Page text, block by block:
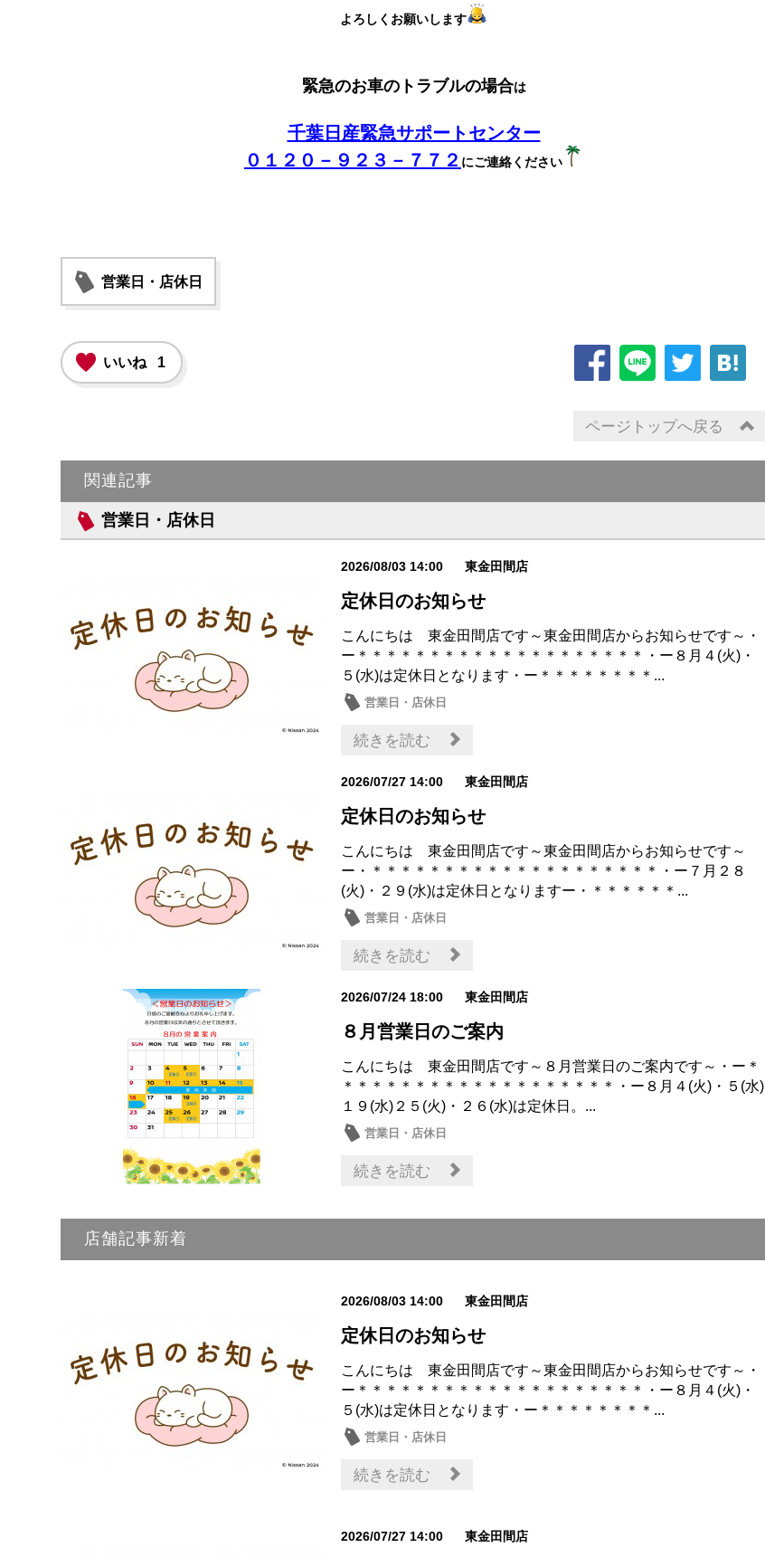
よろしくお願いします
緊急のお車のトラブルの場合は
千葉日産緊急サポートセンター
０１２０－９２３－７７２ にご連絡ください
営業日・店休日
いいね 1
ページトップへ戻る
関連記事
営業日・店休日
2026/08/03 14:00 東金田間店
定休日のお知らせ
こんにちは 東金田間店です～東金田間店からお知らせです～・
ー＊＊＊＊＊＊＊＊＊＊＊＊＊＊＊＊＊＊＊＊・ー８月４(火)・
５(水)は定休日となります・ー＊＊＊＊＊＊＊＊...
営業日・店休日
続きを読む
2026/07/27 14:00 東金田間店
定休日のお知らせ
こんにちは 東金田間店です～東金田間店からお知らせです～
ー・＊＊＊＊＊＊＊＊＊＊＊＊＊＊＊＊＊＊＊＊・ー７月２８
(火)・２９(水)は定休日となりますー・＊＊＊＊＊＊...
営業日・店休日
続きを読む
2026/07/24 18:00 東金田間店
８月営業日のご案内
こんにちは 東金田間店です～８月営業日のご案内です～・ー＊
＊＊＊＊＊＊＊＊＊＊＊＊＊＊＊＊＊＊＊・ー８月４(火)・５(水)
１９(水)２５(火)・２６(水)は定休日。...
営業日・店休日
続きを読む
店舗記事新着
2026/08/03 14:00 東金田間店
定休日のお知らせ
こんにちは 東金田間店です～東金田間店からお知らせです～・
ー＊＊＊＊＊＊＊＊＊＊＊＊＊＊＊＊＊＊＊＊・ー８月４(火)・
５(水)は定休日となります・ー＊＊＊＊＊＊＊＊...
営業日・店休日
続きを読む
2026/07/27 14:00 東金田間店